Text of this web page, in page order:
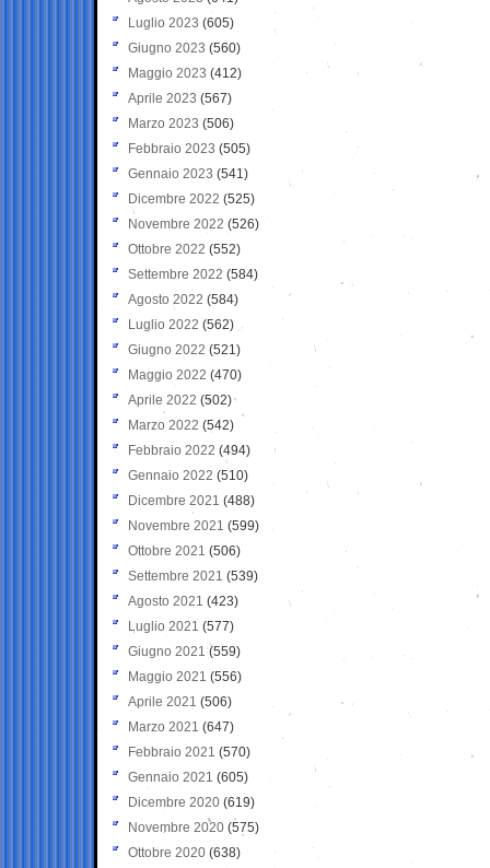
Luglio 2023 (605)
Giugno 2023 (560)
Maggio 2023 (412)
Aprile 2023 (567)
Marzo 2023 (506)
Febbraio 2023 (505)
Gennaio 2023 (541)
Dicembre 2022 (525)
Novembre 2022 (526)
Ottobre 2022 (552)
Settembre 2022 (584)
Agosto 2022 (584)
Luglio 2022 (562)
Giugno 2022 (521)
Maggio 2022 (470)
Aprile 2022 (502)
Marzo 2022 (542)
Febbraio 2022 (494)
Gennaio 2022 (510)
Dicembre 2021 (488)
Novembre 2021 (599)
Ottobre 2021 (506)
Settembre 2021 (539)
Agosto 2021 (423)
Luglio 2021 (577)
Giugno 2021(559)
Maggio 2021 (556)
Aprile 2021 (506)
Marzo 2021 (647)
Febbraio 2021 (570)
Gennaio 2021 (605)
Dicembre 2020 (619)
Novembre 2020 (575)
Ottobre 2020 (638)